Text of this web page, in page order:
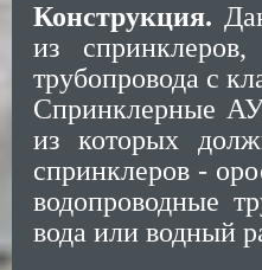
Конструкция.
из спринклеров,
трубопровода с
Спринклерные
из которых
спринклеров -
водопроводные
вода или водный